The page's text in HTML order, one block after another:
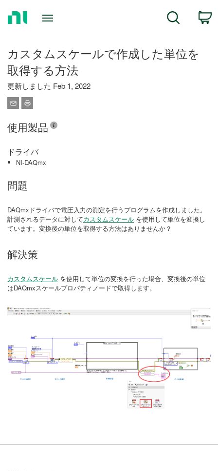
Search
カスタムスケールで作成した単位を
取得する方法
更新しました Feb 1, 2022
使用製品
ドライバ
NI-DAQmx
問題
DAQmxドライバで電圧入力の測定を行うプログラムを作成しました。
計測されるデータに対してカスタムスケール を使用して単位を変換し
ています。変換後の単位を取得する方法はありませんか？
解決策
カスタムスケール を使用して単位の変換を行った場合、変換後の単位
はDAQmxスケールプロパティノードで取得します。